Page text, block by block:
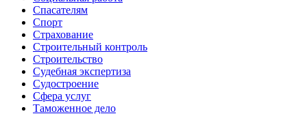
Спасателям
Спорт
Страхование
Строительный контроль
Строительство
Судебная экспертиза
Судостроение
Сфера услуг
Таможенное дело